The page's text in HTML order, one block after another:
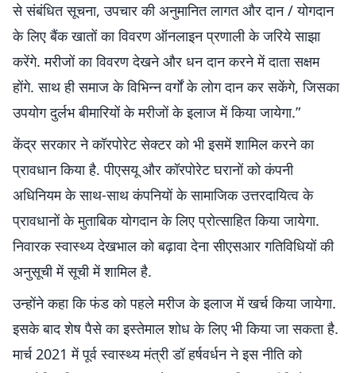
से संबंधित सूचना, उपचार की अनुमानित लागत और दान / योगदान
के लिए बैंक खातों का विवरण ऑनलाइन प्रणाली के जरिये साझा
करेंगे. मरीजों का विवरण देखने और धन दान करने में दाता सक्षम
होंगे. साथ ही समाज के विभिन्न वर्गों के लोग दान कर सकेंगे, जिसका
उपयोग दुर्लभ बीमारियों के मरीजों के इलाज में किया जायेगा.”
केंद्र सरकार ने कॉरपोरेट सेक्टर को भी इसमें शामिल करने का
प्रावधान किया है. पीएसयू और कॉरपोरेट घरानों को कंपनी
अधिनियम के साथ-साथ कंपनियों के सामाजिक उत्तरदायित्व के
प्रावधानों के मुताबिक योगदान के लिए प्रोत्साहित किया जायेगा.
निवारक स्वास्थ्य देखभाल को बढ़ावा देना सीएसआर गतिविधियों की
अनुसूची में सूची में शामिल है.
उन्होंने कहा कि फंड को पहले मरीज के इलाज में खर्च किया जायेगा.
इसके बाद शेष पैसे का इस्तेमाल शोध के लिए भी किया जा सकता है.
मार्च 2021 में पूर्व स्वास्थ्य मंत्री डॉ हर्षवर्धन ने इस नीति को